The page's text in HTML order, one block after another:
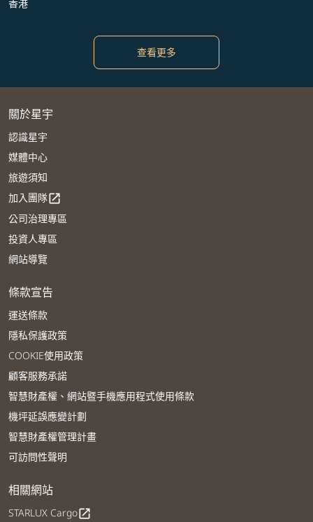
香港
查看更多
關於星宇
認識星宇
媒體中心
旅遊須知
加入團隊open_in_new
公司治理專區
投資人專區
網站導覽
條款宣告
運送條款
隱私保護政策
COOKIE使用政策
顧客服務承諾
智慧財產權、網站暨手機應用程式使用條款
機坪延誤應變計劃
智慧財產權管理計畫
可訪問性聲明
相關網站
STARLUX Cargoopen_in_new